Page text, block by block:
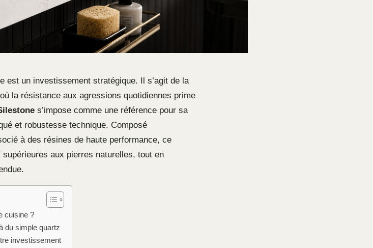
est un investissement stratégique. Il s’agit de la
la résistance aux agressions quotidiennes prime
s’impose comme une référence pour sa
et robustesse technique. Composé
à des résines de haute performance, ce
aux pierres naturelles, tout en
cuisine ?
du simple quartz
investissement